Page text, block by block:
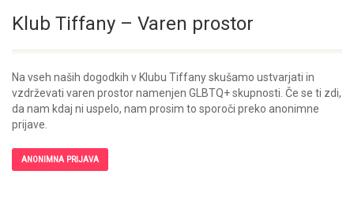
Klub Tiffany – Varen prostor
Na vseh naših dogodkih v Klubu Tiffany skušamo ustvarjati in
vzdrževati varen prostor namenjen GLBTQ+ skupnosti. Če se ti zdi,
da nam kdaj ni uspelo, nam prosim to sporoči preko anonimne
prijave.
ANONIMNA PRIJAVA